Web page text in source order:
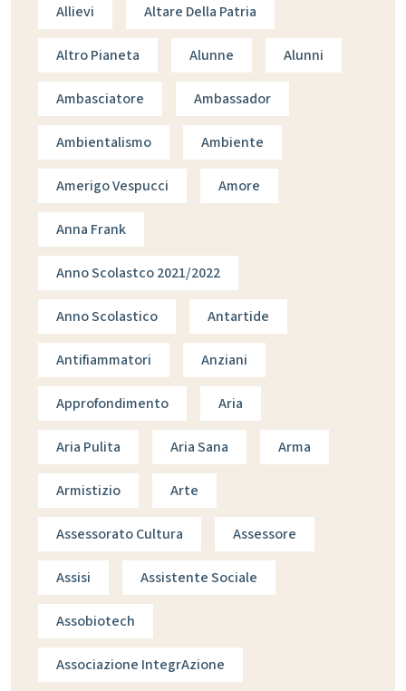
Allievi Altare Della Patria
Altro Pianeta Alunne Alunni
Ambasciatore Ambassador
Ambientalismo Ambiente
Amerigo Vespucci Amore
Anna Frank
Anno Scolastco 2021/2022
Anno Scolastico Antartide
Antifiammatori Anziani
Approfondimento Aria
Aria Pulita Aria Sana Arma
Armistizio Arte
Assessorato Cultura Assessore
Assisi Assistente Sociale
Assobiotech
Associazione IntegrAzione